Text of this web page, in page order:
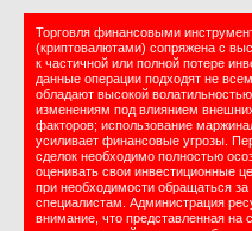
Торговля финансовыми
(криптовалютами) сопряжена с
к частичной или полной потере
данные операции подходят не
обладают высокой
изменениям под влиянием
факторов; использование
усиливает финансовые угрозы.
сделок необходимо полностью
оценивать свои инвестиционные
при необходимости обращаться
специалистам. Администрация
внимание, что представленная на